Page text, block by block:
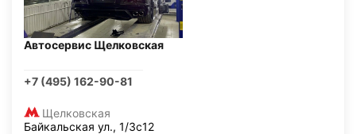
Автосервис Щелковская
+7 (495) 162-90-81
Щелковская
Байкальская ул., 1/3с12